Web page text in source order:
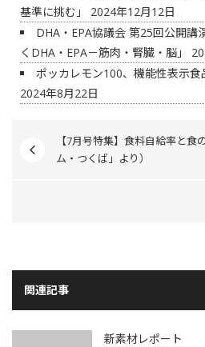
基準に挑む」
2024年12月12日
DHA・EPA協議会 第25回公開
くDHA・EPA－筋肉・腎臓・脳」
ポッカレモン100、機能性表示
2024年8月22日
【7月号特集】食料自給率と
ム・つくば」より）
関連記事
新素材レポート